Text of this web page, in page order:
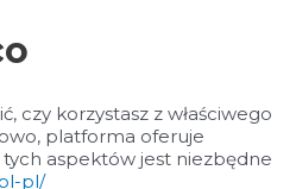
czy korzystasz z właściwego
platforma oferuje
aspektów jest niezbędne
pl/